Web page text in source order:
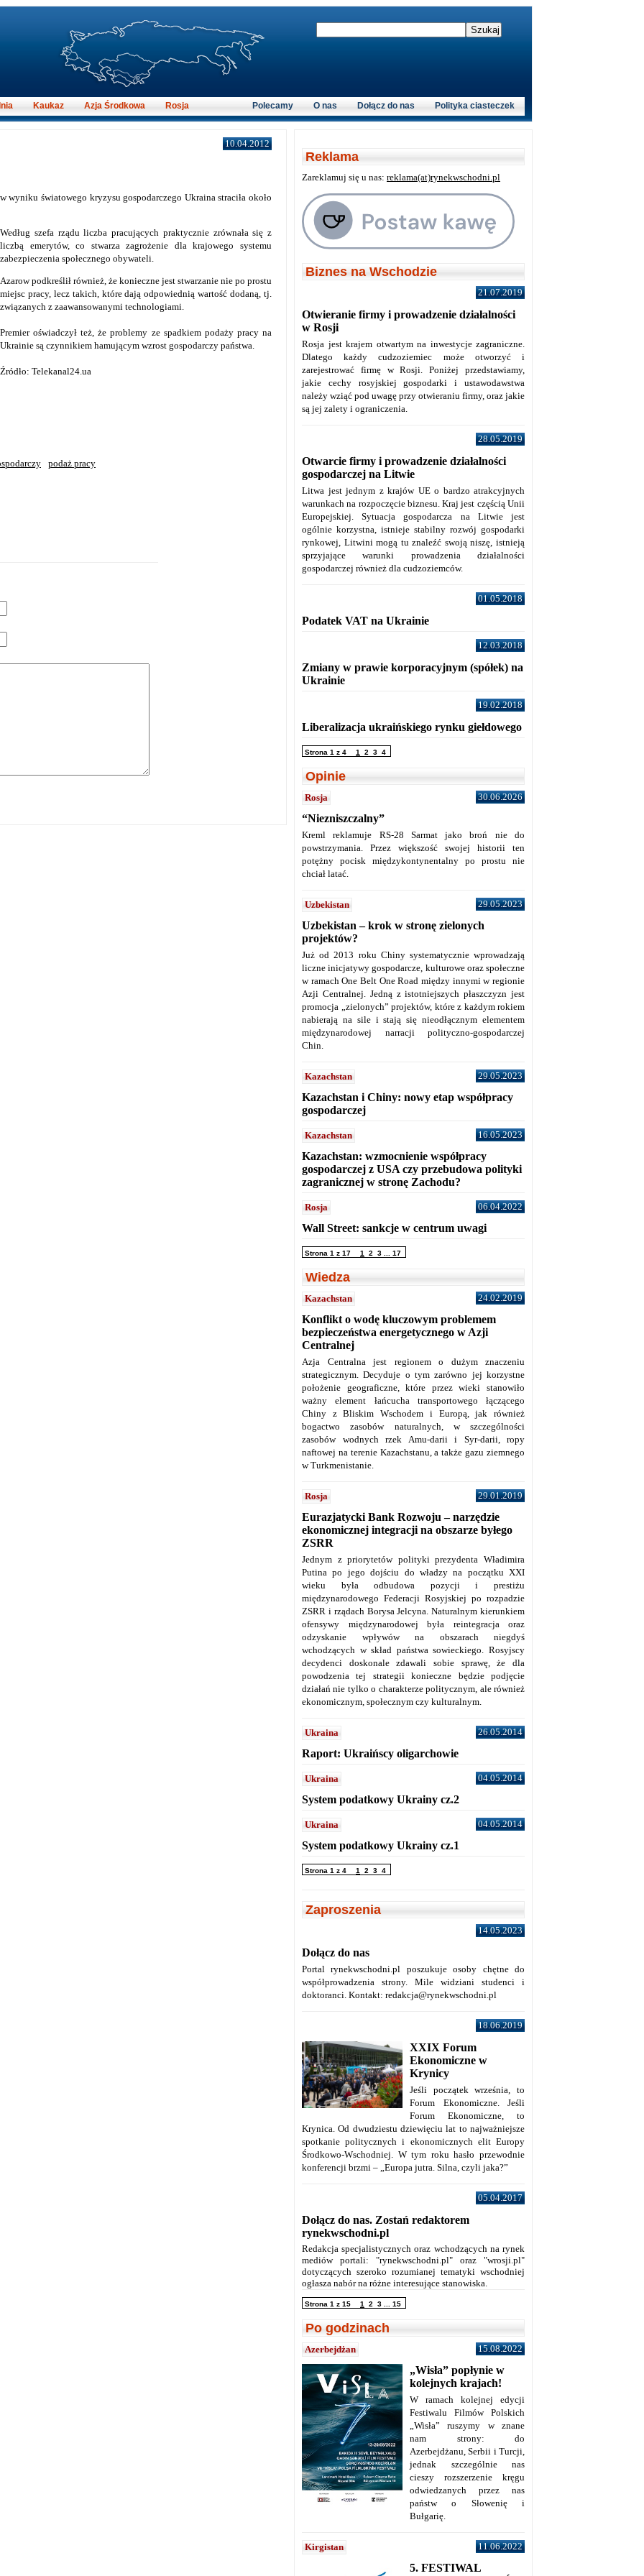
10.04.2012
wyniku światowego kryzysu gospodarczego Ukraina straciła około
Według szefa rządu liczba pracujących praktycznie zrównała się z
liczbą emerytów, co stwarza zagrożenie dla krajowego systemu
zabezpieczenia społecznego obywateli.
Azarow podkreślił również, że konieczne jest stwarzanie nie po prostu
miejsc pracy, lecz takich, które dają odpowiednią wartość dodaną, tj.
związanych z zaawansowanymi technologiami.
Premier oświadczył też, że problemy ze spadkiem podaży pracy na
Ukrainie są czynnikiem hamującym wzrost gospodarczy państwa.
Źródło: Telekanal24.ua
podaż pracy
Kaukaz Azja Środkowa Rosja Polityka ciasteczek
Dołącz do nas
O nas
Polecamy
Reklama
Zareklamuj się u nas: reklama(at)rynekwschodni.pl
Biznes na Wschodzie
21.07.2019
Otwieranie firmy i prowadzenie działalności
w Rosji
Rosja jest krajem otwartym na inwestycje zagraniczne.
Dlatego każdy cudzoziemiec może otworzyć i
zarejestrować firmę w Rosji. Poniżej przedstawiamy,
jakie cechy rosyjskiej gospodarki i ustawodawstwa
należy wziąć pod uwagę przy otwieraniu firmy, oraz jakie
są jej zalety i ograniczenia.
28.05.2019
Otwarcie firmy i prowadzenie działalności
gospodarczej na Litwie
Litwa jest jednym z krajów UE o bardzo atrakcyjnych
warunkach na rozpoczęcie biznesu. Kraj jest częścią Unii
Europejskiej. Sytuacja gospodarcza na Litwie jest
ogólnie korzystna, istnieje stabilny rozwój gospodarki
rynkowej, Litwini mogą tu znaleźć swoją niszę, istnieją
sprzyjające warunki prowadzenia działalności
gospodarczej również dla cudzoziemców.
01.05.2018
Podatek VAT na Ukrainie
12.03.2018
Zmiany w prawie korporacyjnym (spółek) na
Ukrainie
19.02.2018
Liberalizacja ukraińskiego rynku giełdowego
Strona 1 z 4 1 2 3 4
Opinie
Rosja 30.06.2026
“Niezniszczalny”
Kreml reklamuje RS-28 Sarmat jako broń nie do
powstrzymania. Przez większość swojej historii ten
potężny pocisk międzykontynentalny po prostu nie
chciał latać.
Uzbekistan 29.05.2023
Uzbekistan – krok w stronę zielonych
projektów?
Już od 2013 roku Chiny systematycznie wprowadzają
liczne inicjatywy gospodarcze, kulturowe oraz społeczne
w ramach One Belt One Road między innymi w regionie
Azji Centralnej. Jedną z istotniejszych płaszczyzn jest
promocja „zielonych” projektów, które z każdym rokiem
nabierają na sile i stają się nieodłącznym elementem
międzynarodowej narracji polityczno-gospodarczej
Chin.
Kazachstan 29.05.2023
Kazachstan i Chiny: nowy etap współpracy
gospodarczej
Kazachstan 16.05.2023
Kazachstan: wzmocnienie współpracy
gospodarczej z USA czy przebudowa polityki
zagranicznej w stronę Zachodu?
Rosja 06.04.2022
Wall Street: sankcje w centrum uwagi
Strona 1 z 17 1 2 3 17
Wiedza
Kazachstan 24.02.2019
Konflikt o wodę kluczowym problemem
bezpieczeństwa energetycznego w Azji
Centralnej
Azja Centralna jest regionem o dużym znaczeniu
strategicznym. Decyduje o tym zarówno jej korzystne
położenie geograficzne, które przez wieki stanowiło
ważny element łańcucha transportowego łączącego
Chiny z Bliskim Wschodem i Europą, jak również
bogactwo zasobów naturalnych, w szczególności
zasobów wodnych rzek Amu-darii i Syr-darii, ropy
naftowej na terenie Kazachstanu, a także gazu ziemnego
w Turkmenistanie.
Rosja 29.01.2019
Eurazjatycki Bank Rozwoju – narzędzie
ekonomicznej integracji na obszarze byłego
ZSRR
Jednym z priorytetów polityki prezydenta Władimira
Putina po jego dojściu do władzy na początku XXI
wieku była odbudowa pozycji i prestiżu
międzynarodowego Federacji Rosyjskiej po rozpadzie
ZSRR i rządach Borysa Jelcyna. Naturalnym kierunkiem
ofensywy międzynarodowej była reintegracja oraz
odzyskanie wpływów na obszarach niegdyś
wchodzących w skład państwa sowieckiego. Rosyjscy
decydenci doskonale zdawali sobie sprawę, że dla
powodzenia tej strategii konieczne będzie podjęcie
działań nie tylko o charakterze politycznym, ale również
ekonomicznym, społecznym czy kulturalnym.
Ukraina 26.05.2014
Raport: Ukraińscy oligarchowie
Ukraina 04.05.2014
System podatkowy Ukrainy cz.2
Ukraina 04.05.2014
System podatkowy Ukrainy cz.1
Strona 1 z 4 1 2 3 4
Zaproszenia
14.05.2023
Dołącz do nas
Portal rynekwschodni.pl poszukuje osoby chętne do
współprowadzenia strony. Mile widziani studenci i
doktoranci. Kontakt: redakcja@rynekwschodni.pl
18.06.2019
XXIX Forum
Ekonomiczne w
Krynicy
Jeśli początek września, to
Forum Ekonomiczne. Jeśli
Forum Ekonomiczne, to
Krynica. Od dwudziestu dziewięciu lat to najważniejsze
spotkanie politycznych i ekonomicznych elit Europy
Środkowo-Wschodniej. W tym roku hasło przewodnie
konferencji brzmi – „Europa jutra. Silna, czyli jaka?”
05.04.2017
Dołącz do nas. Zostań redaktorem
rynekwschodni.pl
Redakcja specjalistycznych oraz wchodzących na rynek
mediów portali: "rynekwschodni.pl" oraz "wrosji.pl"
dotyczących szeroko rozumianej tematyki wschodniej
ogłasza nabór na różne interesujące stanowiska.
Strona 1 z 15 1 2 3 15
Po godzinach
Azerbejdżan 15.08.2022
„Wisła” popłynie w
kolejnych krajach!
W ramach kolejnej edycji
Festiwalu Filmów Polskich
„Wisła” ruszymy w znane
nam strony: do
Azerbejdżanu, Serbii i Turcji,
jednak szczególnie nas
cieszy rozszerzenie kręgu
odwiedzanych przez nas
państw o Słowenię i
Bułgarię.
Kirgistan 11.06.2022
5. FESTIWAL